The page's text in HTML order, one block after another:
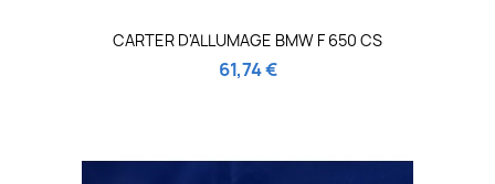
CARTER D'ALLUMAGE BMW F 650 CS
61,74 €